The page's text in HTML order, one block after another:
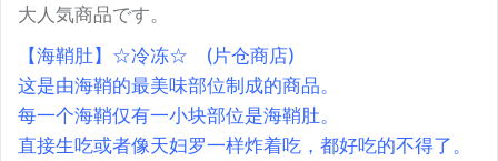
大人気商品です。
【海鞘肚】☆冷冻☆ (片仓商店)
这是由海鞘的最美味部位制成的商品。
每一个海鞘仅有一小块部位是海鞘肚。
直接生吃或者像天妇罗一样炸着吃，都好吃的不得了。